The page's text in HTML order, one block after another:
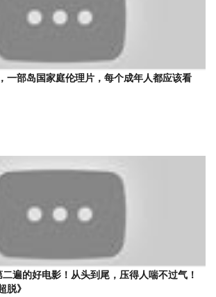
一部岛国家庭伦理片，每个成年人都应该看
二遍的好电影！从头到尾，压得人喘不过气！
脱》